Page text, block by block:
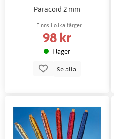
Paracord 2 mm
Finns i olika färger
98 kr
I lager
Se alla